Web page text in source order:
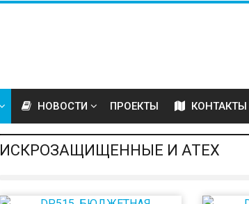
НОВОСТИ ПРОЕКТЫ КОНТАКТЫ
ИСКРОЗАЩИЩЕННЫЕ И ATEX